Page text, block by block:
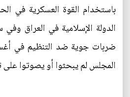
باستخدام القوة العسكرية في
الدولة الإسلامية في العراق وفي
ضربات جوية ضد التنظيم في
المجلس لم يبحثوا أو يصوتوا